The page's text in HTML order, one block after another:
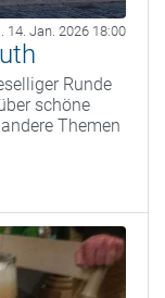
14. Jan. 2026 18:00
Runde
schöne
Themen